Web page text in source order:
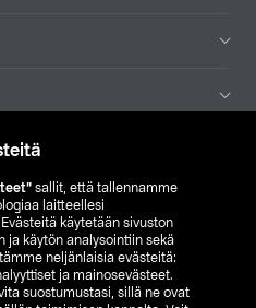
sallit, että tallennamme
laitteellesi
Evästeitä käytetään sivuston
ja käytön analysointiin sekä
neljänlaisia evästeitä:
ja mainosevästeet.
suostumustasi, sillä ne ovat
myymälä
NO FI
SV